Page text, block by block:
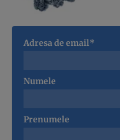
Adresa de email*
Numele
Prenumele